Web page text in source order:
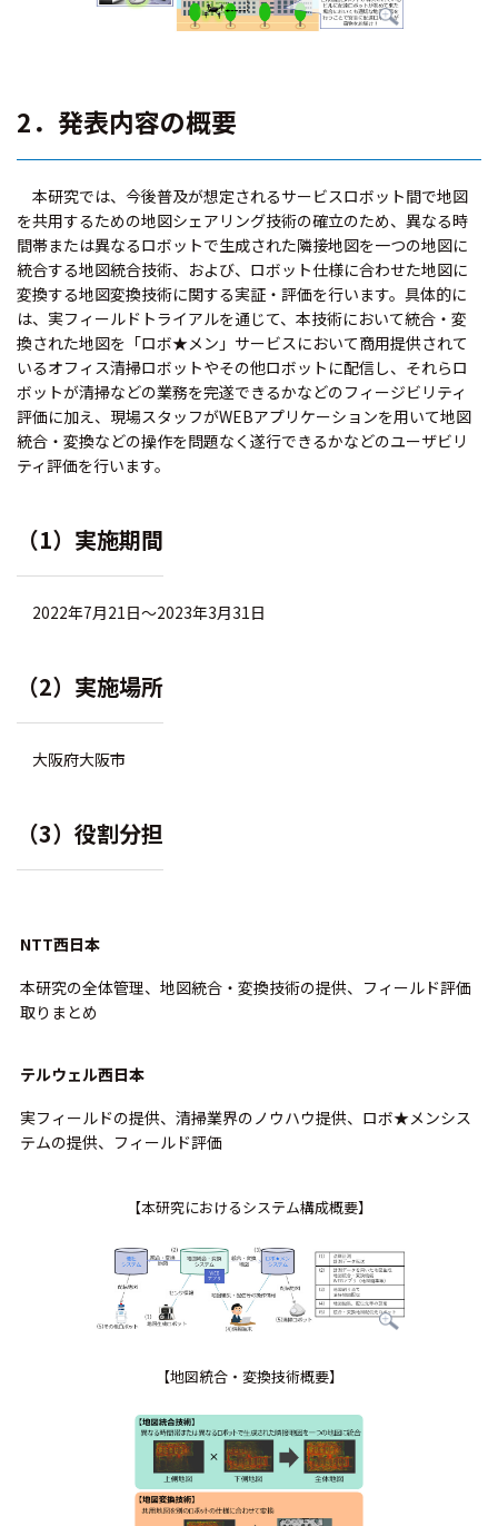
2．発表内容の概要
本研究では、今後普及が想定されるサービスロボット間で地図
を共用するための地図シェアリング技術の確立のため、異なる時
間帯または異なるロボットで生成された隣接地図を一つの地図に
統合する地図統合技術、および、ロボット仕様に合わせた地図に
変換する地図変換技術に関する実証・評価を行います。具体的に
は、実フィールドトライアルを通じて、本技術において統合・変
換された地図を「ロボ★メン」サービスにおいて商用提供されて
いるオフィス清掃ロボットやその他ロボットに配信し、それらロ
ボットが清掃などの業務を完遂できるかなどのフィージビリティ
評価に加え、現場スタッフがWEBアプリケーションを用いて地図
統合・変換などの操作を問題なく遂行できるかなどのユーザビリ
ティ評価を行います。
（1）実施期間
2022年7月21日～2023年3月31日
（2）実施場所
大阪府大阪市
（3）役割分担
NTT西日本
本研究の全体管理、地図統合・変換技術の提供、フィールド評価
取りまとめ
テルウェル西日本
実フィールドの提供、清掃業界のノウハウ提供、ロボ★メンシス
テムの提供、フィールド評価
【本研究におけるシステム構成概要】
【地図統合・変換技術概要】